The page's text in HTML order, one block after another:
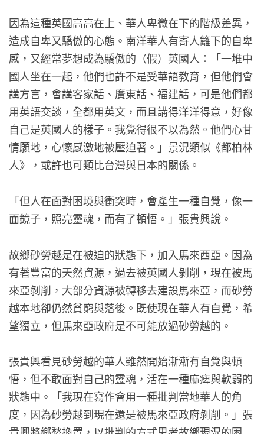
因為這種英國高高在上、華人卑微在下的階級差異，
造成自卑又驕傲的心態。南洋華人有寄人籬下的自卑
感，又經常夢想成為驕傲的（假）英國人：「一堆中
國人坐在一起，他們也許不是受華語教育，但他們會
講方言，會講客家話、廣東話、福建話，可是他們都
用英語交談，全都用英文，而且講得洋洋得意，好像
自己是英國人的樣子。我覺得很不以為然。他們心甘
情願地，心懷感激地被壓迫著。」景況類似《都柏林
人》，或許也可類比台灣與日本的關係。
「但人在面對困境與衝突時，會產生一種自覺，像一
面鏡子，照亮靈魂，而有了頓悟。」張貴興說。
故鄉砂勞越是在被迫的狀態下，加入馬來西亞。因為
有著豐富的天然資源，過去被英國人剝削，現在被馬
來亞剝削，大部分資源被轉移去建設馬來亞，而砂勞
越本地卻仍然貧窮與落後。既使現在華人有自覺，希
望獨立，但馬來亞政府是不可能放過砂勞越的。
張貴興看見砂勞越的華人雖然開始漸漸有自覺與頓
悟，但不敢面對自己的靈魂，活在一種麻痺與軟弱的
狀態中。「我現在寫作會用一種批判當地華人的角
度，因為砂勞越到現在還是被馬來亞政府剝削。」張